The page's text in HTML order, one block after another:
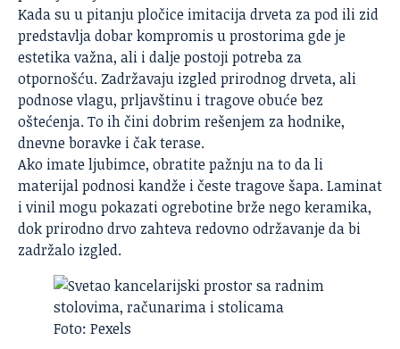
Kada su u pitanjupločice imitacija drveta za pod ili zid
predstavlja dobar kompromis u prostorima gde je
estetika važna, ali i dalje postoji potreba za
otpornošću. Zadržavaju izgled prirodnog drveta, ali
podnose vlagu, prljavštinu i tragove obuće bez
oštećenja. To ih čini dobrim rešenjem za hodnike,
dnevne boravke i čak terase.
Ako imate ljubimce, obratite pažnju na to da li
materijal podnosi kandže i česte tragove šapa. Laminat
i vinil mogu pokazati ogrebotine brže nego keramika,
dok prirodno drvo zahteva redovno održavanje da bi
zadržalo izgled.
Foto: Pexels